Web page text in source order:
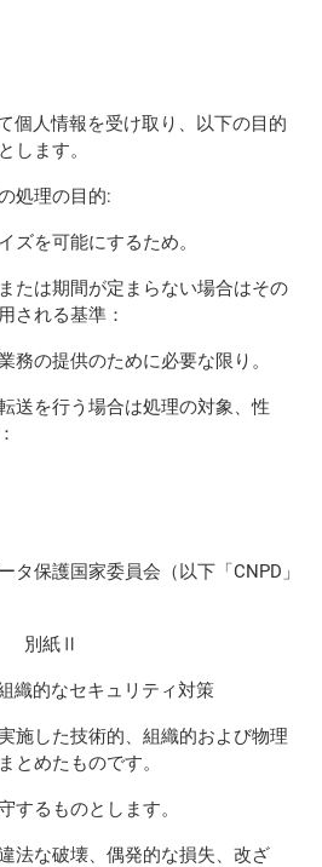
個人情報を受け取り、以下の目的
します。
処理の目的:
ズを可能にするため。
たは期間が定まらない場合はその
される基準：
務の提供のために必要な限り。
送を行う場合は処理の対象、性
タ保護国家委員会（以下「CNPD 」
別紙Ⅱ
織的なセキュリティ対策
施した技術的、組織的および物理
とめたものです。
するものとします。
法な破壊、偶発的な損失、改ざ